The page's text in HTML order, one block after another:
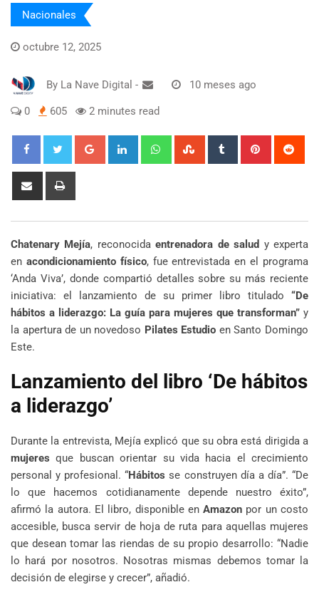
Nacionales
octubre 12, 2025
By La Nave Digital - 10 meses ago
0 605 2 minutes read
Google+ LinkedIn WhatsappStumbleUpon
Tumblr Pinterest
Share
Chatenary Mejía, reconocidaentrenadora de salud y experta
en acondicionamiento físico, fue entrevistada en el programa
‘Anda Viva’, donde compartió detalles sobre su más reciente
iniciativa: el lanzamiento de su primer libro titulado “De
hábitos a liderazgo: La guía para mujeres que transforman” y
la apertura de un novedoso Pilates Estudio en Santo Domingo
Este.
Lanzamiento del libro ‘De hábitos
a liderazgo’
Durante la entrevista, Mejía explicó que su obra está dirigida a
mujeres que buscan orientar su vida hacia el crecimiento
personal y profesional. “Hábitos se construyen día a día”. “De
lo que hacemos cotidianamente depende nuestro éxito”,
afirmó la autora. El libro, disponible enAmazon por un costo
accesible, busca servir de hoja de ruta para aquellas mujeres
que desean tomar las riendas de su propio desarrollo: “Nadie
lo hará por nosotros. Nosotras mismas debemos tomar la
decisión de elegirse y crecer”, añadió.